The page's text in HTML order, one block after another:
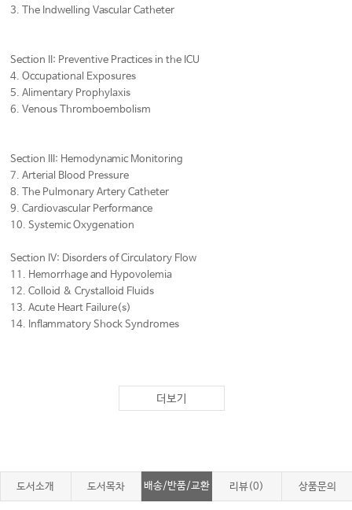
3. The Indwelling Vascular Catheter
Section II: Preventive Practices in the ICU
4. Occupational Exposures
5. Alimentary Prophylaxis
6. Venous Thromboembolism
Section III: Hemodynamic Monitoring
7. Arterial Blood Pressure
8. The Pulmonary Artery Catheter
9. Cardiovascular Performance
10. Systemic Oxygenation
Section IV: Disorders of Circulatory Flow
11. Hemorrhage and Hypovolemia
12. Colloid & Crystalloid Fluids
13. Acute Heart Failure(s)
14. Inflammatory Shock Syndromes
16. Acute Coronary Syndromes
Section VI: Blood Components
18. Erythrocyte Transfusions
더보기
도서소개 도서목차 배송/반품/교환 리뷰(0) 상품문의